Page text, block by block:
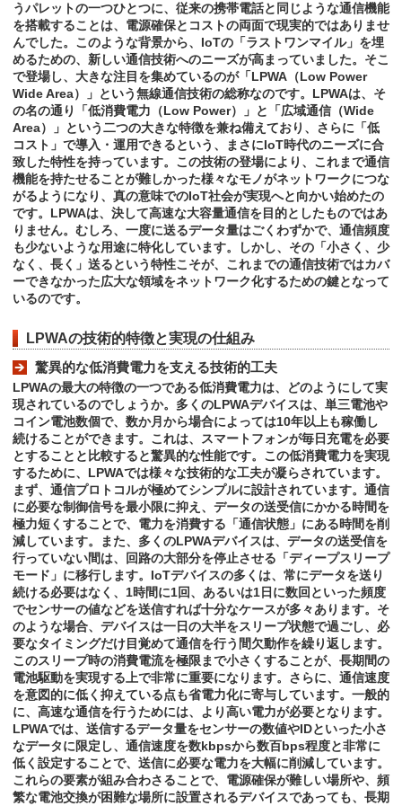
うパレットの一つひとつに、従来の携帯電話と同じような通信機能
を搭載することは、電源確保とコストの両面で現実的ではありませ
んでした。このような背景から、IoTの「ラストワンマイル」を埋
めるための、新しい通信技術へのニーズが高まっていました。そこ
で登場し、大きな注目を集めているのが「LPWA（Low Power
Wide Area）」という無線通信技術の総称なのです。LPWAは、そ
の名の通り「低消費電力（Low Power）」と「広域通信（Wide
Area）」という二つの大きな特徴を兼ね備えており、さらに「低
コスト」で導入・運用できるという、まさにIoT時代のニーズに合
致した特性を持っています。この技術の登場により、これまで通信
機能を持たせることが難しかった様々なモノがネットワークにつな
がるようになり、真の意味でのIoT社会が実現へと向かい始めたの
です。LPWAは、決して高速な大容量通信を目的としたものではあ
りません。むしろ、一度に送るデータ量はごくわずかで、通信頻度
も少ないような用途に特化しています。しかし、その「小さく、少
なく、長く」送るという特性こそが、これまでの通信技術ではカバ
ーできなかった広大な領域をネットワーク化するための鍵となって
いるのです。
LPWAの技術的特徴と実現の仕組み
驚異的な低消費電力を支える技術的工夫
LPWAの最大の特徴の一つである低消費電力は、どのようにして実
現されているのでしょうか。多くのLPWAデバイスは、単三電池や
コイン電池数個で、数か月から場合によっては10年以上も稼働し
続けることができます。これは、スマートフォンが毎日充電を必要
とすることと比較すると驚異的な性能です。この低消費電力を実現
するために、LPWAでは様々な技術的な工夫が凝らされています。
まず、通信プロトコルが極めてシンプルに設計されています。通信
に必要な制御信号を最小限に抑え、データの送受信にかかる時間を
極力短くすることで、電力を消費する「通信状態」にある時間を削
減しています。また、多くのLPWAデバイスは、データの送受信を
行っていない間は、回路の大部分を停止させる「ディープスリープ
モード」に移行します。IoTデバイスの多くは、常にデータを送り
続ける必要はなく、1時間に1回、あるいは1日に数回といった頻度
でセンサーの値などを送信すれば十分なケースが多々あります。そ
のような場合、デバイスは一日の大半をスリープ状態で過ごし、必
要なタイミングだけ目覚めて通信を行う間欠動作を繰り返します。
このスリープ時の消費電流を極限まで小さくすることが、長期間の
電池駆動を実現する上で非常に重要になります。さらに、通信速度
を意図的に低く抑えている点も省電力化に寄与しています。一般的
に、高速な通信を行うためには、より高い電力が必要となります。
LPWAでは、送信するデータ量をセンサーの数値やIDといった小さ
なデータに限定し、通信速度を数kbpsから数百bps程度と非常に
低く設定することで、送信に必要な電力を大幅に削減しています。
これらの要素が組み合わさることで、電源確保が難しい場所や、頻
繁な電池交換が困難な場所に設置されるデバイスであっても、長期